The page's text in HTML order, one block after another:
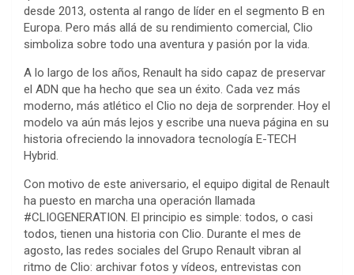
desde 2013, ostenta al rango de líder en el segmento B en
Europa. Pero más allá de su rendimiento comercial, Clio
simboliza sobre todo una aventura y pasión por la vida.
A lo largo de los años, Renault ha sido capaz de preservar
el ADN que ha hecho que sea un éxito. Cada vez más
moderno, más atlético el Clio no deja de sorprender. Hoy el
modelo va aún más lejos y escribe una nueva página en su
historia ofreciendo la innovadora tecnología E-TECH
Hybrid.
Con motivo de este aniversario, el equipo digital de Renault
ha puesto en marcha una operación llamada
#CLIOGENERATION. El principio es simple: todos, o casi
todos, tienen una historia con Clio. Durante el mes de
agosto, las redes sociales del Grupo Renault vibran al
ritmo de Clio: archivar fotos y vídeos, entrevistas con